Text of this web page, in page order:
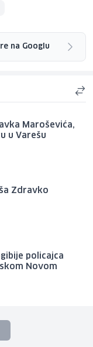
na Googlu
Maroševića,
u Varešu
Zdravko
policajca
Novom